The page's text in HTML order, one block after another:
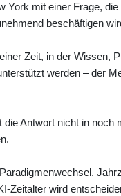
York mit einer Frage,
beschäftigen
Zeit, in der Wissen,
werden – der
die Antwort nicht in noch
Zeitalter wird